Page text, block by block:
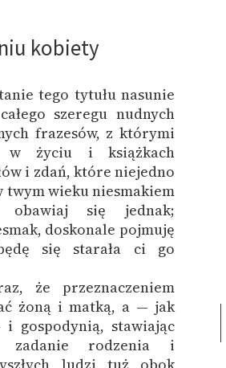
kobiety
tego tytułu nasunie
szeregu nudnych
frazesów, z którymi
życiu i książkach
i zdań, które niejedno
twym wieku niesmakiem
obawiaj się jednak;
doskonale pojmuję
się starała ci go
że przeznaczeniem
żoną i matką, a — jak
gospodynią, stawiając
zadanie rodzenia i